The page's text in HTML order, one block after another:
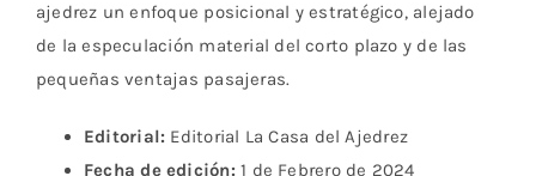
ajedrez un enfoque posicional y estratégico, alejado
de la especulación material del corto plazo y de las
pequeñas ventajas pasajeras.
Editorial: Editorial La Casa del Ajedrez
Fecha de edición:1 de Febrero de 2024